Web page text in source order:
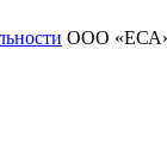
ООО